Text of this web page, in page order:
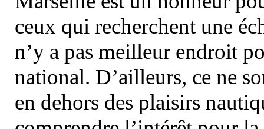
ceux qui recherchent une
n’y a pas meilleur endroit
national. D’ailleurs, ce ne
en dehors des plaisirs